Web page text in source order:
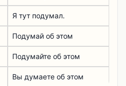
Я тут подумал.
Подумай об этом
Подумайте об этом
Вы думаете об этом